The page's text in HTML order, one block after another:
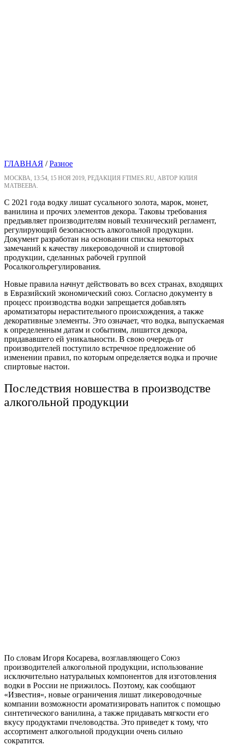
ГЛАВНАЯ /Разное
МОСКВА, 13:54, 15 НОЯ 2019, РЕДАКЦИЯ FTIMES.RU, АВТОР ЮЛИЯ
МАТВЕЕВА.
С 2021 года водку лишат сусального золота, марок, монет,
ванилина и прочих элементов декора. Таковы требования
предъявляет производителям новый технический регламент,
регулирующий безопасность алкогольной продукции.
Документ разработан на основании списка некоторых
замечаний к качеству ликероводочной и спиртовой
продукции, сделанных рабочей группой
Росалкогольрегулирования.
Новые правила начнут действовать во всех странах, входящих
в Евразийский экономический союз. Согласно документу в
процесс производства водки запрещается добавлять
ароматизаторы нерастительного происхождения, а также
декоративные элементы. Это означает, что водка, выпускаемая
к определенным датам и событиям, лишится декора,
придававшего ей уникальности. В свою очередь от
производителей поступило встречное предложение об
изменении правил, по которым определяется водка и прочие
спиртовые настои.
Последствия новшества в производстве
алкогольной продукции
По словам Игоря Косарева, возглавляющего Союз
производителей алкогольной продукции, использование
исключительно натуральных компонентов для изготовления
водки в России не прижилось. Поэтому, как сообщают
«Известия«, новые ограничения лишат ликероводочные
компании возможности ароматизировать напиток с помощью
синтетического ванилина, а также придавать мягкости его
вкусу продуктами пчеловодства. Это приведет к тому, что
ассортимент алкогольной продукции очень сильно
сократится.